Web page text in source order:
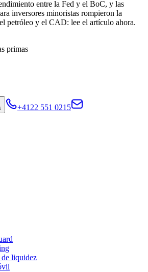
entre la Fed y el BoC, y las
inversores minoristas rompieron la
petróleo y el CAD: lee el artículo ahora.
primas
+4122 551 0215
de liquidez